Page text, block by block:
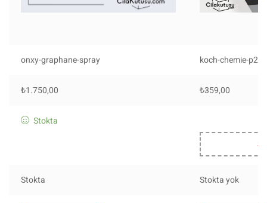
onxy-graphane-spray koch-chemie-p201
₺1.750,00 ₺359,00
Stokta
Stokta Stokta yok